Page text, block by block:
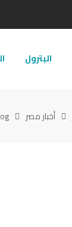
البترول
أخبار مصر